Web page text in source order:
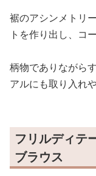
裾のアシンメトリ
トを作り出し、コ
柄物でありながら
アルにも取り入れ
フリルディテ
ブラウス